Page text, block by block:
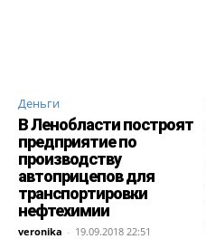
Деньги
В Ленобласти построят
предприятие по
производству
автоприцепов для
транспортировки
нефтехимии
veronika - 19.09.2018 22:51